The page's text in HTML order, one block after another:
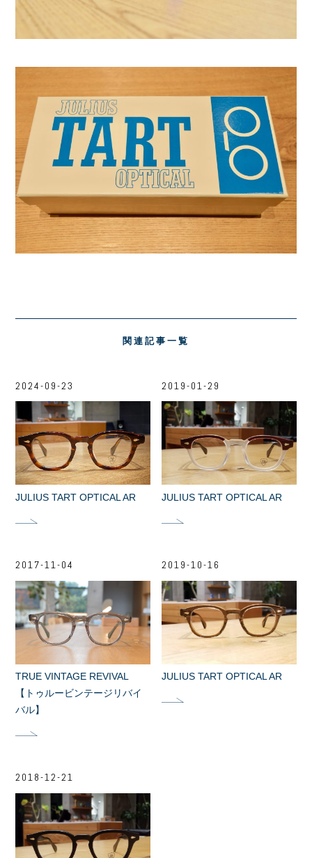
関連記事一覧
2024-09-23
JULIUS TART OPTICAL AR
2019-01-29
JULIUS TART OPTICAL AR
2017-11-04
TRUE VINTAGE REVIVAL
【トゥルービンテージリバイ
バル】
2019-10-16
JULIUS TART OPTICAL AR
2018-12-21